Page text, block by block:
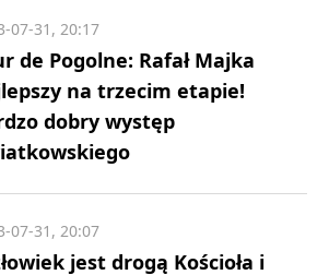
de Pogolne: Rafał Majka
na trzecim etapie!
dobry występ
07-31, 20:17
jest drogą Kościoła i
07-31, 20:07